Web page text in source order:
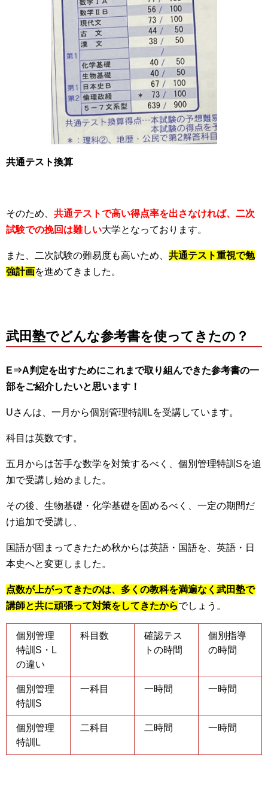
共通テスト換算
そのため、 共通テストで高い得点率を出さなければ、二次
試験での挽回は難しい大学となっております。
また、二次試験の難易度も高いため、 共通テスト重視で勉
強計画を進めてきました。
武田塾でどんな参考書を使ってきたの？
E⇒A判定を出すためにこれまで取り組んできた参考書の一
部をご紹介したいと思います！
Uさんは、一月から個別管理特訓Lを受講しています。
科目は英数です。
五月からは苦手な数学を対策するべく、個別管理特訓Sを追
加で受講し始めました。
その後、生物基礎・化学基礎を固めるべく、一定の期間だ
け追加で受講し、
国語が固まってきたため秋からは英語・国語を、英語・日
本史へと変更しました。
点数が上がってきたのは、多くの教科を満遍なく武田塾で
講師と共に頑張って対策をしてきたからでしょう。
個別管理
特訓S・L
の違い
科目数
確認テス
トの時間
個別指導
の時間
個別管理
特訓S
一科目 一時間 一時間
個別管理
特訓L
二科目 二時間 一時間